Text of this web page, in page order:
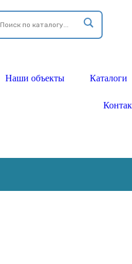
Наши объекты Каталоги